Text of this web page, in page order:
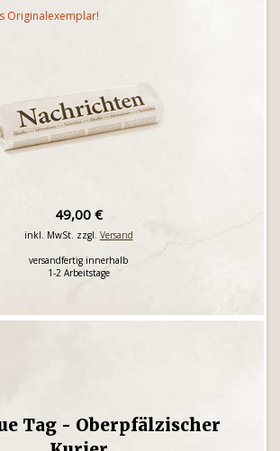
Originalexemplar!
49,00 €
inkl. MwSt. zzgl. Versand
versandfertig innerhalb
1-2 Arbeitstage
Tag - Oberpfälzischer